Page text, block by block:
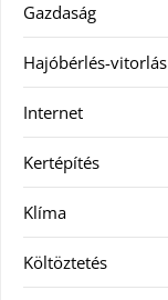
Gazdaság
Hajóbérlés-vitorlás
Internet
Kertépítés
Klíma
Költöztetés